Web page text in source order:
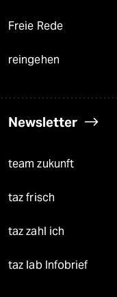
Freie Rede
reingehen
Newsletter
team zukunft
taz frisch
taz zahl ich
taz lab Infobrief